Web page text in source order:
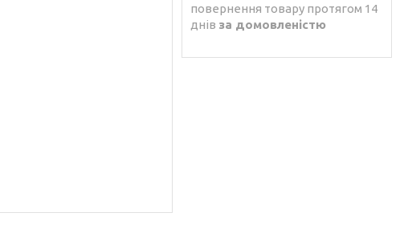
повернення товару протягом 14
днів за домовленістю